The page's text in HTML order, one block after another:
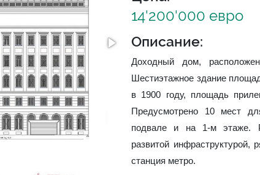
14'200'000 евро
Описание:
Доходный дом,
Шестиэтажное здание
в 1900 году, площадь
Предусмотрено 10 мест
подвале и на 1-м этаже.
развитой инфраструктурой,
станция метро.